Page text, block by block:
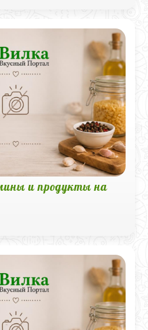
и продукты на